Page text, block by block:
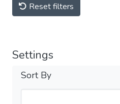
Reset filters
Settings
Sort By